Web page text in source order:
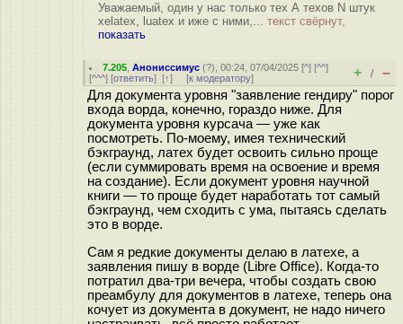
Уважаемый, один у нас только тех А техов N штук
xelatex, luatex и иже с ними,... текст свёрнут,
показать
7.205 ,Анониссимус (?), 00:24, 07/04/2025 [^] [^^]
[^^^] [ответить] [↑] [к модератору] + / –
Для документа уровня "заявление гендиру" порог
входа ворда, конечно, гораздо ниже. Для
документа уровня курсача — уже как
посмотреть. По-моему, имея технический
бэкграунд, латех будет освоить сильно проще
(если суммировать время на освоение и время
на создание). Если документ уровня научной
книги — то проще будет наработать тот самый
бэкграунд, чем сходить с ума, пытаясь сделать
это в ворде.
Сам я редкие документы делаю в латехе, а
заявления пишу в ворде (Libre Office). Когда-то
потратил два-три вечера, чтобы создать свою
преамбулу для документов в латехе, теперь она
кочует из документа в документ, не надо ничего